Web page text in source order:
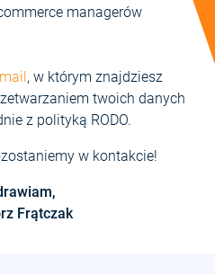
managerów
, w którym znajdziesz
twoich danych
z polityką RODO.
w kontakcie!
Frątczak